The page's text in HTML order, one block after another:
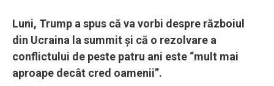
Luni, Trump a spus că va vorbi despre războiul
din Ucraina la summit și că o rezolvare a
conflictului de peste patru ani este “mult mai
aproape decât cred oamenii”.